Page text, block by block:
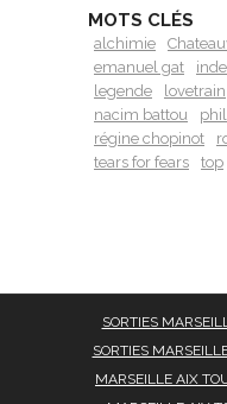
MOTS CLÉS
alchimie
emanuel gat
legende
lovetrain
nacim battou
régine chopinot
tears for fears
top
SORTIES
SORTIES
MARSEILLE AIX